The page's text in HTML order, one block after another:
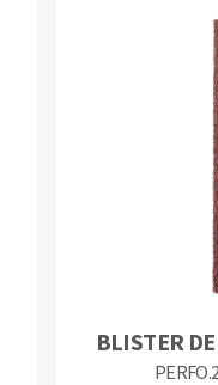
BLISTER